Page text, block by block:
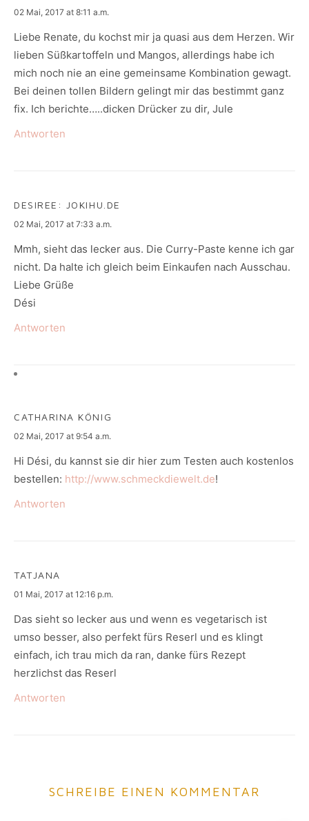
says:
02 Mai, 2017 at 8:11 a.m.
Liebe Renate, du kochst mir ja quasi aus dem Herzen. Wir
lieben Süßkartoffeln und Mangos, allerdings habe ich
mich noch nie an eine gemeinsame Kombination gewagt.
Bei deinen tollen Bildern gelingt mir das bestimmt ganz
fix. Ich berichte…..dicken Drücker zu dir, Jule
Antworten
DESIREE: JOKIHU.DE
says:
02 Mai, 2017 at 7:33 a.m.
Mmh, sieht das lecker aus. Die Curry-Paste kenne ich gar
nicht. Da halte ich gleich beim Einkaufen nach Ausschau.
Liebe Grüße
Dési
Antworten
CATHARINA KÖNIG
says:
02 Mai, 2017 at 9:54 a.m.
Hi Dési, du kannst sie dir hier zum Testen auch kostenlos
bestellen: http://www.schmeckdiewelt.de!
Antworten
TATJANA
says:
01 Mai, 2017 at 12:16 p.m.
Das sieht so lecker aus und wenn es vegetarisch ist
umso besser, also perfekt fürs Reserl und es klingt
einfach, ich trau mich da ran, danke fürs Rezept
herzlichst das Reserl
Antworten
SCHREIBE EINEN KOMMENTAR